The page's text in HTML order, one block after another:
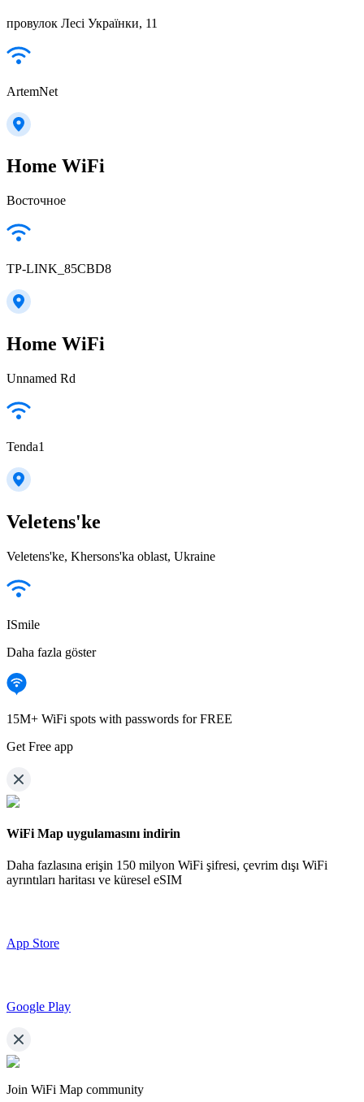
провулок Лесі Українки, 11
ArtemNet
Home WiFi
Восточное
TP-LINK_85CBD8
Home WiFi
Unnamed Rd
Tenda1
Veletens'ke
Veletens'ke, Khersons'ka oblast, Ukraine
ISmile
Daha fazla göster
15M+ WiFi spots with passwords for FREE
Get Free app
WiFi Map uygulamasını indirin
Daha fazlasına erişin 150 milyon WiFi şifresi, çevrim dışı WiFi
ayrıntıları haritası ve küresel eSIM
App Store
Google Play
Join WiFi Map community